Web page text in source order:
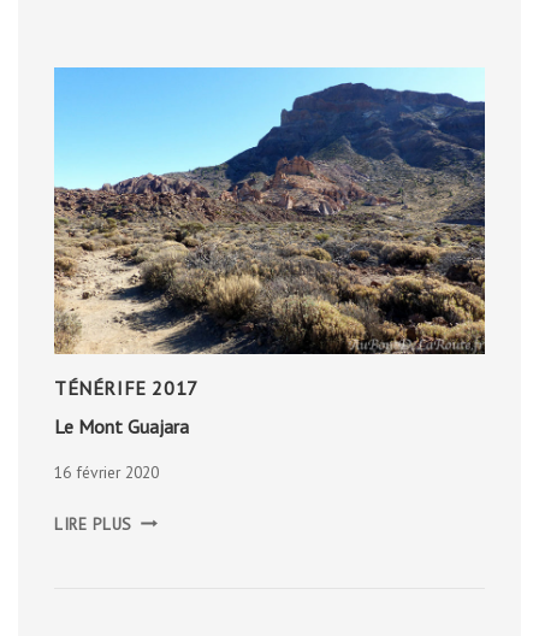
TÉNÉRIFE 2017
Le Mont Guajara
16 février 2020
LIRE PLUS MONT